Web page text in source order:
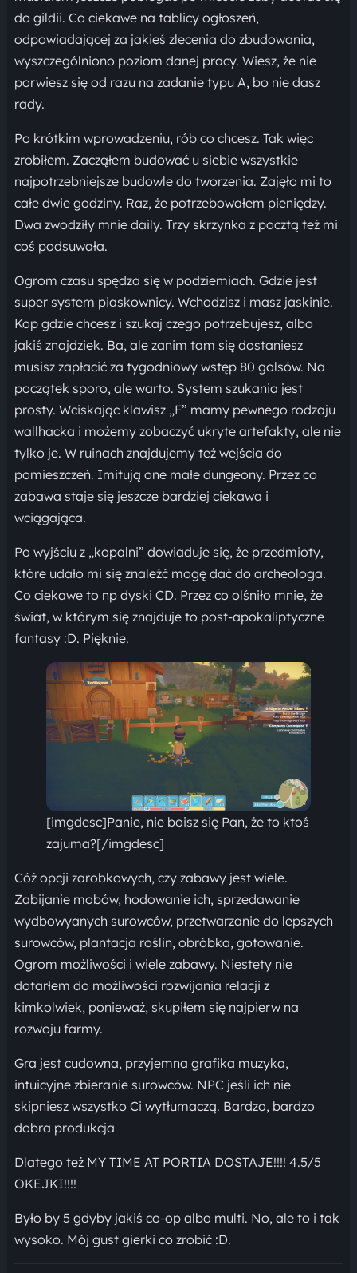
do gildii. Co ciekawe na tablicy ogłoszeń,
odpowiadającej za jakieś zlecenia do zbudowania,
wyszczególniono poziom danej pracy. Wiesz, że nie
porwiesz się od razu na zadanie typu A, bo nie dasz
rady.
Po krótkim wprowadzeniu, rób co chcesz. Tak więc
zrobiłem. Zacząłem budować u siebie wszystkie
najpotrzebniejsze budowle do tworzenia. Zajęło mi to
całe dwie godziny. Raz, że potrzebowałem pieniędzy.
Dwa zwodziły mnie daily. Trzy skrzynka z pocztą też mi
coś podsuwała.
Ogrom czasu spędza się w podziemiach. Gdzie jest
super system piaskownicy. Wchodzisz i masz jaskinie.
Kop gdzie chcesz i szukaj czego potrzebujesz, albo
jakiś znajdziek. Ba, ale zanim tam się dostaniesz
musisz zapłacić za tygodniowy wstęp 80 golsów. Na
początek sporo, ale warto. System szukania jest
prosty. Wciskając klawisz „F” mamy pewnego rodzaju
wallhacka i możemy zobaczyć ukryte artefakty, ale nie
tylko je. W ruinach znajdujemy też wejścia do
pomieszczeń. Imitują one małe dungeony. Przez co
zabawa staje się jeszcze bardziej ciekawa i
wciągająca.
Po wyjściu z „kopalni” dowiaduje się, że przedmioty,
które udało mi się znaleźć mogę dać do archeologa.
Co ciekawe to np dyski CD. Przez co olśniło mnie, że
świat, w którym się znajduje to post-apokaliptyczne
fantasy :D. Pięknie.
[imgdesc]Panie, nie boisz się Pan, że to ktoś
zajuma?[/imgdesc]
Cóż opcji zarobkowych, czy zabawy jest wiele.
Zabijanie mobów, hodowanie ich, sprzedawanie
wydbowyanych surowców, przetwarzanie do lepszych
surowców, plantacja roślin, obróbka, gotowanie.
Ogrom możliwości i wiele zabawy. Niestety nie
dotarłem do możliwości rozwijania relacji z
kimkolwiek, ponieważ, skupiłem się najpierw na
rozwoju farmy.
Gra jest cudowna, przyjemna grafika muzyka,
intuicyjne zbieranie surowców. NPC jeśli ich nie
skipniesz wszystko Ci wytłumaczą. Bardzo, bardzo
dobra produkcja
Dlatego też MY TIME AT PORTIA DOSTAJE!!!! 4.5/5
OKEJKI!!!!
Było by 5 gdyby jakiś co-op albo multi. No, ale to i tak
wysoko. Mój gust gierki co zrobić :D.